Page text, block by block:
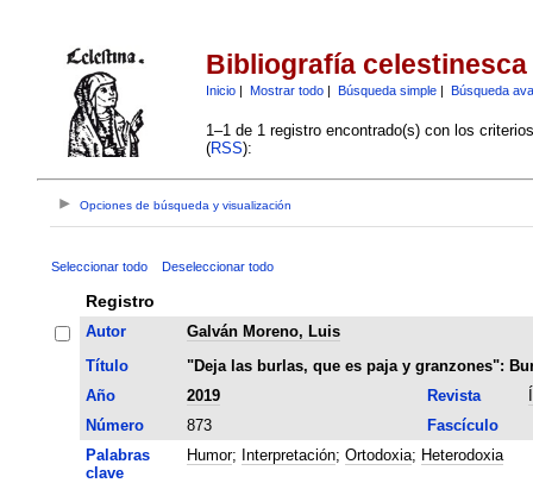
Bibliografía celestinesca
Inicio| Mostrar todo| Búsqueda simple| Búsqueda
1–1 de 1 registro encontrado(s) con los
(RSS):
Opciones de búsqueda y visualización
Seleccionar todo Deseleccionar todo
Registro
Autor
Galván Moreno, Luis
Título
"Deja las burlas, que es paja y granzones":
Año
2019 Revista
Número
873
Fascículo
Palabras
clave
Humor; Interpretación; Ortodoxia; Heterodoxia